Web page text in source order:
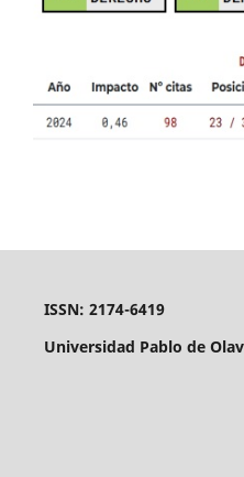
ISSN: 2174-6419
Universidad Pablo de